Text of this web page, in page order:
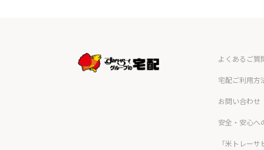
よくあるご質
宅配ご利用方
お問い合わせ
安全・安心へ
「米トレー